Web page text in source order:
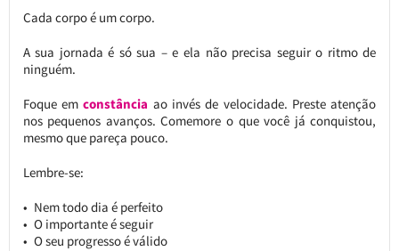
Cada corpo é um corpo.
A sua jornada é só sua – e ela não precisa seguir o ritmo de
ninguém.
Foque emconstância ao invés de velocidade. Preste atenção
nos pequenos avanços. Comemore o que você já conquistou,
mesmo que pareça pouco.
Lembre-se:
Nem todo dia é perfeito
O importante é seguir
O seu progresso é válido